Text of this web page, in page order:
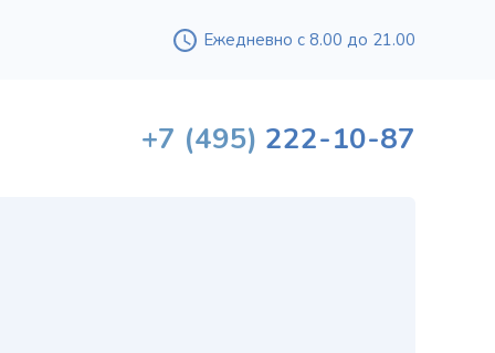
Ежедневно с 8.00 до 21.00
+7 (495) 222-10-87